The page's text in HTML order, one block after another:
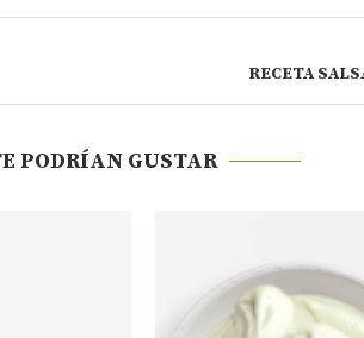
RECETA
PODRÍAN GUSTAR